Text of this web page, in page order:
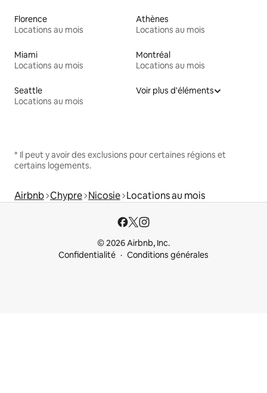
Florence
Locations au mois
Athènes
Locations au mois
Miami
Locations au mois
Montréal
Locations au mois
Seattle
Locations au mois
Voir plus d'éléments
* Il peut y avoir des exclusions pour certaines régions et
certains logements.
Airbnb Chypre Nicosie Locations au mois
© 2026 Airbnb, Inc.
Confidentialité
Conditions générales